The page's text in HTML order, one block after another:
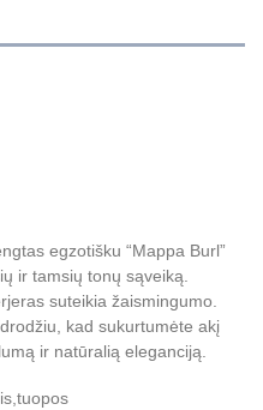
egzotišku “Mappa Burl”
ir tamsių tonų sąveiką.
suteikia žaismingumo.
kad sukurtumėte akį
ir natūralią eleganciją.